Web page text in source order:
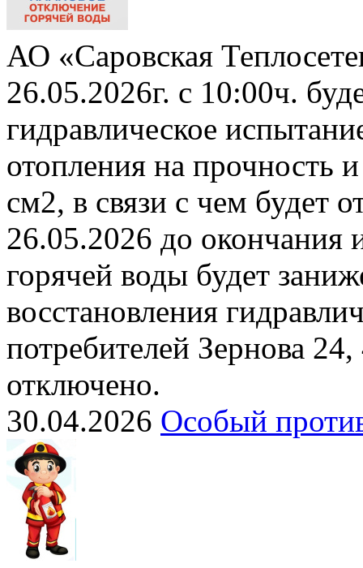
АО «Саровская
26.05.2026г. с 10:00ч.
гидравлическое
отопления на прочность
см2, в связи с чем будет
26.05.2026 до окончания
горячей воды будет
восстановления
потребителей Зернова
отключено.
30.04.2026 Особый